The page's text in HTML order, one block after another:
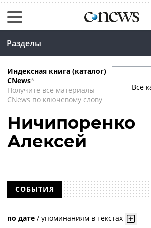
Разделы
Индексная книга (каталог)
CNews*
Получите все материалы
CNews по ключевому слову
Все
Ничипоренко
Алексей
СОБЫТИЯ
по дате / упоминаниям в текстах